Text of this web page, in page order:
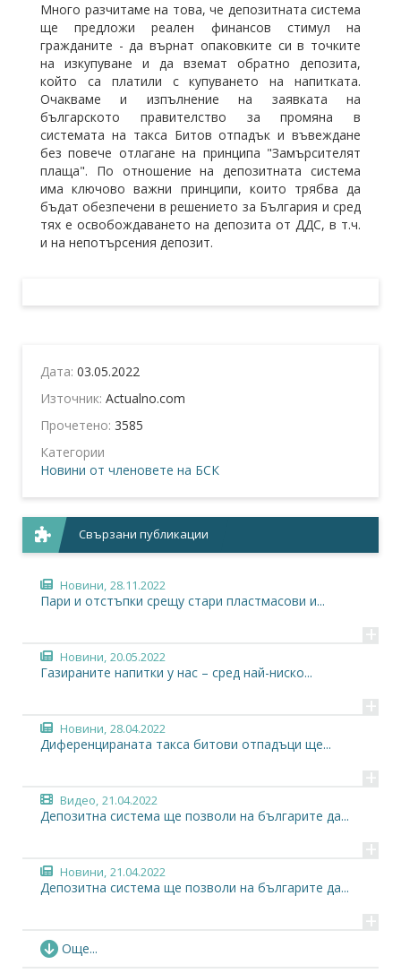
Много разчитаме на това, че депозитната система
ще предложи реален финансов стимул на
гражданите - да върнат опаковките си в точките
на изкупуване и да вземат обратно депозита,
който са платили с купуването на напитката.
Очакваме и изпълнение на заявката на
българското правителство за промяна в
системата на такса Битов отпадък и въвеждане
без повече отлагане на принципа "Замърсителят
плаща". По отношение на депозитната система
има ключово важни принципи, които трябва да
бъдат обезпечени в решението за България и сред
тях е освобождаването на депозита от ДДС, в т.ч.
и на непотърсения депозит.
Дата: 03.05.2022
Източник: Actualno.com
Прочетено: 3585
Категории
Новини от членовете на БСК
Свързани публикации
Новини, 28.11.2022
Пари и отстъпки срещу стари пластмасови и...
+
Новини, 20.05.2022
Газираните напитки у нас – сред най-ниско...
+
Новини, 28.04.2022
Диференцираната такса битови отпадъци ще...
+
Видео, 21.04.2022
Депозитна система ще позволи на българите да...
+
Новини, 21.04.2022
Депозитна система ще позволи на българите да...
+
Събития,
Онлайн конференция "PRIA Околна среда България"
Още...